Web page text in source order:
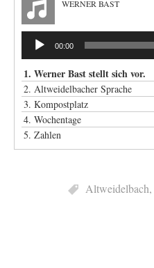
WERNER BAST
Audio-
Player
00:00
1. Werner Bast stellt sich vor.
2. Altweidelbacher Sprache
3. Kompostplatz
4. Wochentage
5. Zahlen
Altweidelbach,